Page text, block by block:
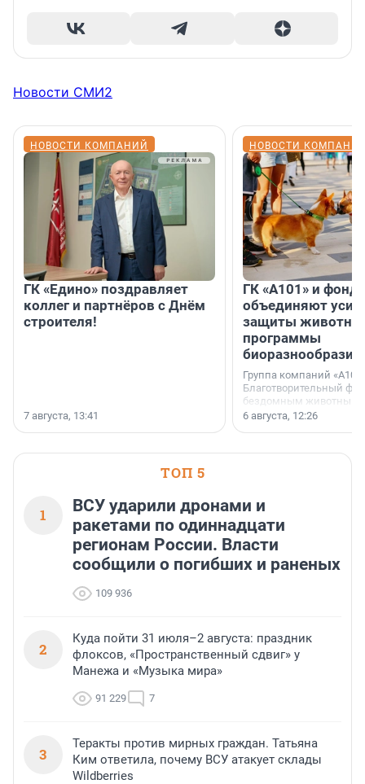
Новости СМИ2
НОВОСТИ КОМПАНИЙ
ГК «Едино» поздравляет
коллег и партнёров с Днём
строителя!
7 августа, 13:41
НОВОСТИ
ГК «А101» и фонд
объединяют
защиты
программы
биоразнообразия
Группа компаний
Благотворительный
бездомным животным
заключили соглашение
6 августа, 12:26
ТОП 5
1
ВСУ ударили дронами и
ракетами по одиннадцати
регионам России. Власти
сообщили о погибших и раненых
109 936
2
Куда пойти 31 июля–2 августа: праздник
флоксов, «Пространственный сдвиг» у
Манежа и «Музыка мира»
91 229 7
3
Теракты против мирных граждан. Татьяна
Ким ответила, почему ВСУ атакует склады
Wildberries